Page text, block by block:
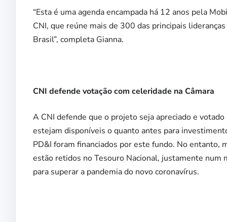
“Esta é uma agenda encampada há 12 anos pela
CNI, que reúne mais de 300 das principais
Brasil”, completa Gianna.
CNI defende votação com celeridade na Câmara
A CNI defende que o projeto seja apreciado e
estejam disponíveis o quanto antes para
PD&I foram financiados por este fundo. No entanto,
estão retidos no Tesouro Nacional, justamente
para superar a pandemia do novo coronavírus.